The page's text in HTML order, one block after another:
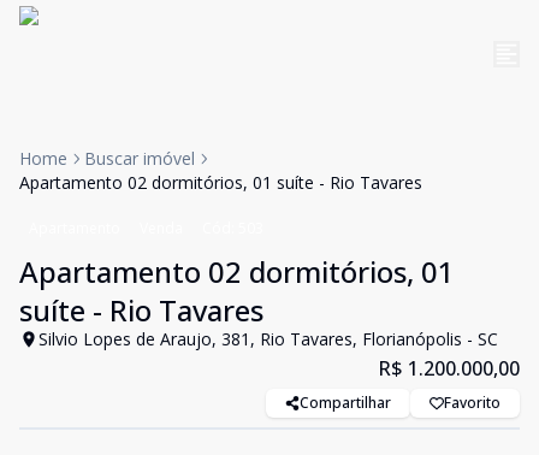
Home
Buscar imóvel
Apartamento 02 dormitórios, 01 suíte - Rio Tavares
Apartamento 02 dormitórios, 01
suíte - Rio Tavares
Silvio Lopes de Araujo, 381, Rio Tavares, Florianópolis - SC
R$ 1.200.000,00
Compartilhar Favorito